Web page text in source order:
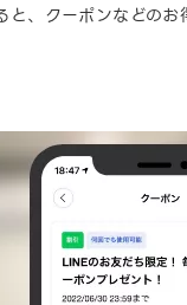
、クーポンなどの